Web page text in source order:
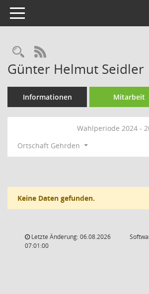
Toggle navigation
Rechercheauswahl
RSS-Feed
Günter Helmut Seidler
Informationen Mitarbeit
Wahlperiode 2024 -
Ortschaft Gehrden
Keine Daten gefunden.
Letzte Änderung: 06.08.2026
07:01:00